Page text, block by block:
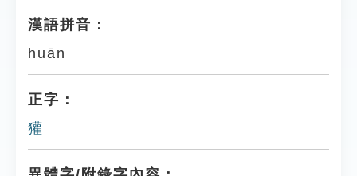
漢語拼音：
huān
正字：
獾